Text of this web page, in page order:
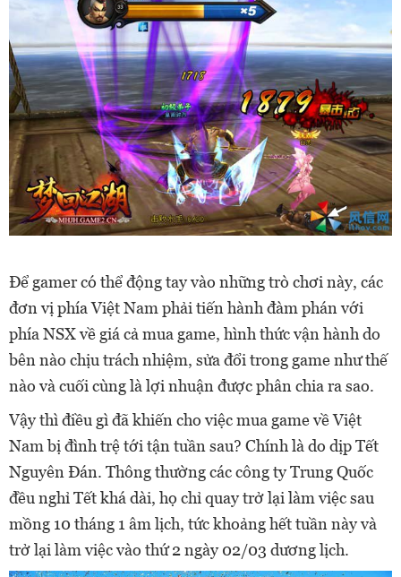
Để gamer có thể động tay vào những trò chơi này, các
đơn vị phía Việt Nam phải tiến hành đàm phán với
phía NSX về giá cả mua game, hình thức vận hành do
bên nào chịu trách nhiệm, sửa đổi trong game như thế
nào và cuối cùng là lợi nhuận được phân chia ra sao.
Vậy thì điều gì đã khiến cho việc mua game về Việt
Nam bị đình trệ tới tận tuần sau? Chính là do dịp Tết
Nguyên Đán. Thông thường các công ty Trung Quốc
đều nghỉ Tết khá dài, họ chỉ quay trở lại làm việc sau
mồng 10 tháng 1 âm lịch, tức khoảng hết tuần này và
trở lại làm việc vào thứ 2 ngày 02/03 dương lịch.